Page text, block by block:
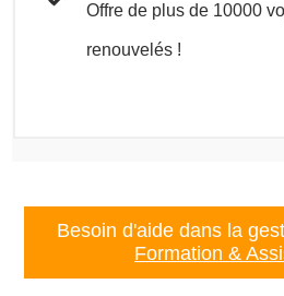
Offre de plus de 10000
renouvelés !
Besoin d'aide dans la
Formation &